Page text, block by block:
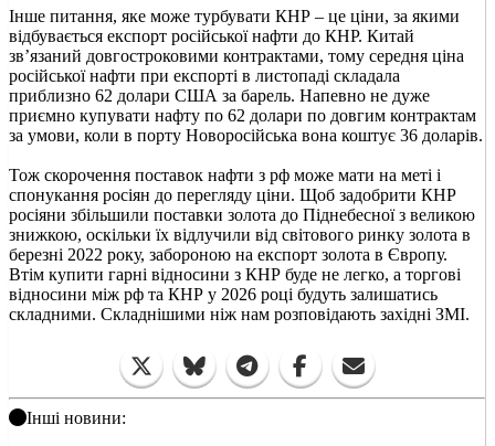
Інше питання, яке може турбувати КНР – це ціни, за якими
відбувається експорт російської нафти до КНР. Китай
зв’язаний довгостроковими контрактами, тому середня ціна
російської нафти при експорті в листопаді складала
приблизно 62 долари США за барель. Напевно не дуже
приємно купувати нафту по 62 долари по довгим контрактам
за умови, коли в порту Новоросійська вона коштує 36 доларів.
Тож скорочення поставок нафти з рф може мати на меті і
спонукання росіян до перегляду ціни. Щоб задобрити КНР
росіяни збільшили поставки золота до Піднебесної з великою
знижкою, оскільки їх відлучили від світового ринку золота в
березні 2022 року, забороною на експорт золота в Європу.
Втім купити гарні відносини з КНР буде не легко, а торгові
відносини між рф та КНР у 2026 році будуть залишатись
складними. Складнішими ніж нам розповідають західні ЗМІ.
Інші новини: